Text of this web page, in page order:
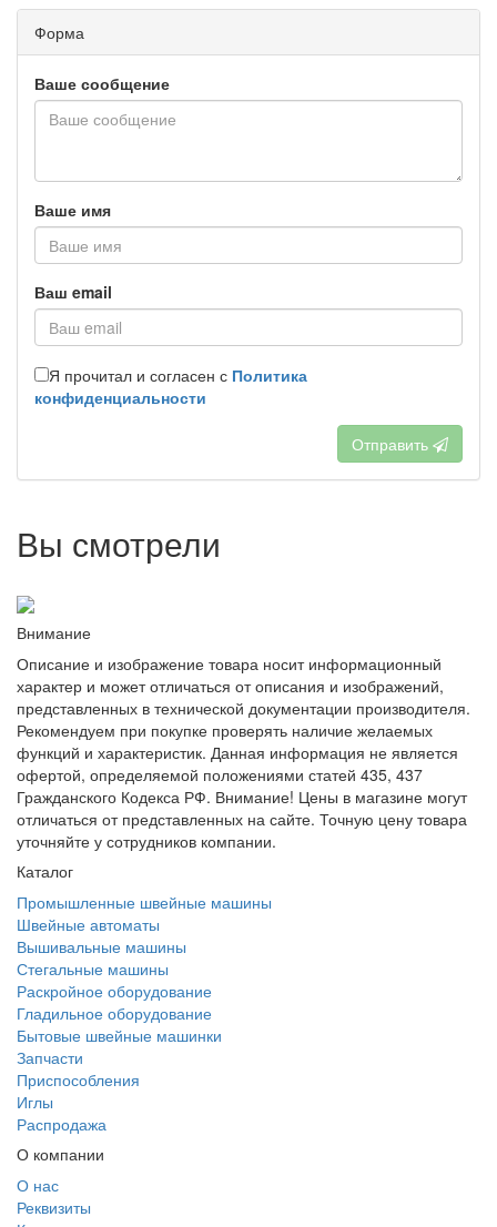
Форма
Ваше сообщение
Ваше имя
Ваш email
Я прочитал и согласен с Политика
конфиденциальности
Отправить
Вы смотрели
Внимание
Описание и изображение товара носит информационный
характер и может отличаться от описания и изображений,
представленных в технической документации производителя.
Рекомендуем при покупке проверять наличие желаемых
функций и характеристик. Данная информация не является
офертой, определяемой положениями статей 435, 437
Гражданского Кодекса РФ. Внимание! Цены в магазине могут
отличаться от представленных на сайте. Точную цену товара
уточняйте у сотрудников компании.
Каталог
Промышленные швейные машины
Швейные автоматы
Вышивальные машины
Стегальные машины
Раскройное оборудование
Гладильное оборудование
Бытовые швейные машинки
Запчасти
Приспособления
Иглы
Распродажа
О компании
О нас
Реквизиты